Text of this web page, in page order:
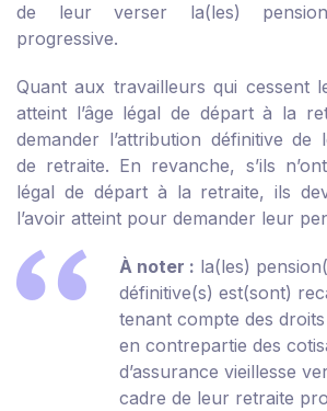
de leur verser la(les)
progressive.
Quant aux travailleurs qui cessent
atteint l’âge légal de départ à la
demander l’attribution définitive de
de retraite. En revanche, s’ils
légal de départ à la retraite, ils
l’avoir atteint pour demander leur
À noter : la(les)
définitive(s) est(sont)
tenant compte des droits
en contrepartie des
d’assurance vieillesse
cadre de leur retraite